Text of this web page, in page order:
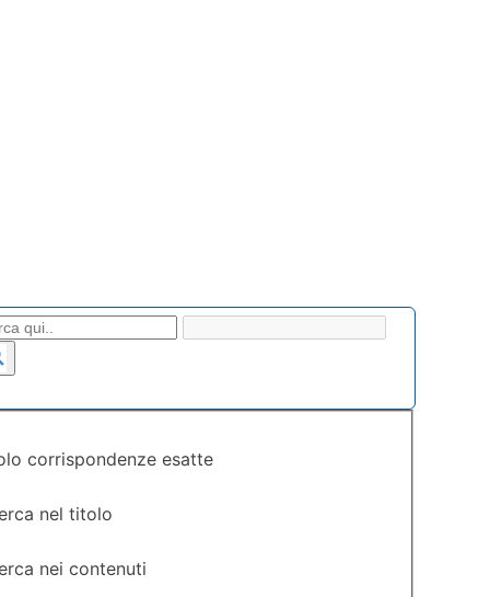
corrispondenze esatte
nel titolo
nei contenuti